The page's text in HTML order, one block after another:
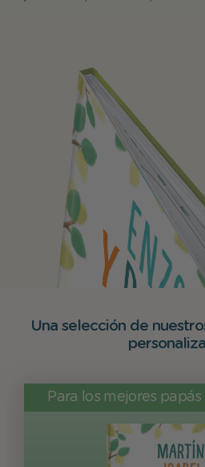
Una selección de
Para los mejores